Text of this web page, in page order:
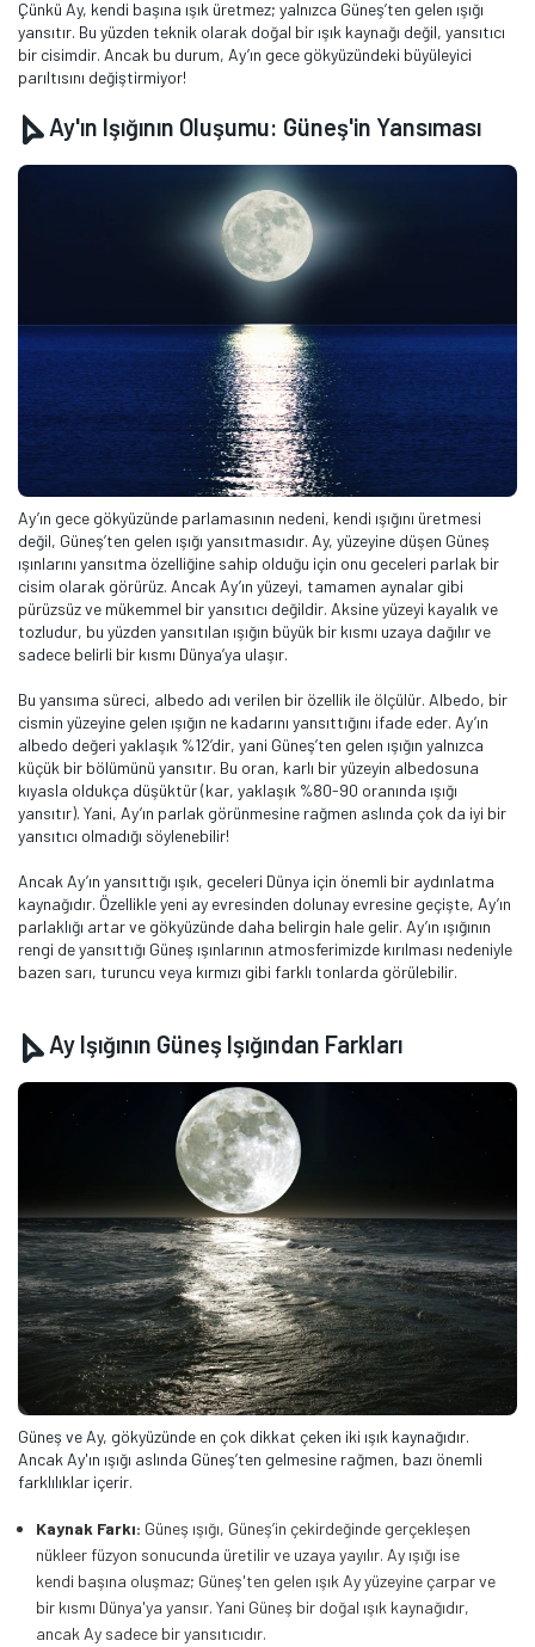
Çünkü Ay, kendi başına ışık üretmez; yalnızca Güneş’ten gelen ışığı
yansıtır. Bu yüzden teknik olarak doğal bir ışık kaynağı değil, yansıtıcı
bir cisimdir. Ancak bu durum, Ay’ın gece gökyüzündeki büyüleyici
parıltısını değiştirmiyor!
Ay'ın Işığının Oluşumu: Güneş'in Yansıması
Ay’ın gece gökyüzünde parlamasının nedeni, kendi ışığını üretmesi
değil, Güneş’ten gelen ışığı yansıtmasıdır. Ay, yüzeyine düşen Güneş
ışınlarını yansıtma özelliğine sahip olduğu için onu geceleri parlak bir
cisim olarak görürüz. Ancak Ay’ın yüzeyi, tamamen aynalar gibi
pürüzsüz ve mükemmel bir yansıtıcı değildir. Aksine yüzeyi kayalık ve
tozludur, bu yüzden yansıtılan ışığın büyük bir kısmı uzaya dağılır ve
sadece belirli bir kısmı Dünya’ya ulaşır.
Bu yansıma süreci, albedo adı verilen bir özellik ile ölçülür. Albedo, bir
cismin yüzeyine gelen ışığın ne kadarını yansıttığını ifade eder. Ay’ın
albedo değeri yaklaşık %12’dir, yani Güneş’ten gelen ışığın yalnızca
küçük bir bölümünü yansıtır. Bu oran, karlı bir yüzeyin albedosuna
kıyasla oldukça düşüktür (kar, yaklaşık %80-90 oranında ışığı
yansıtır). Yani, Ay’ın parlak görünmesine rağmen aslında çok da iyi bir
yansıtıcı olmadığı söylenebilir!
Ancak Ay’ın yansıttığı ışık, geceleri Dünya için önemli bir aydınlatma
kaynağıdır. Özellikle yeni ay evresinden dolunay evresine geçişte, Ay’ın
parlaklığı artar ve gökyüzünde daha belirgin hale gelir. Ay’ın ışığının
rengi de yansıttığı Güneş ışınlarının atmosferimizde kırılması nedeniyle
bazen sarı, turuncu veya kırmızı gibi farklı tonlarda görülebilir.
Ay Işığının Güneş Işığından Farkları
Güneş ve Ay, gökyüzünde en çok dikkat çeken iki ışık kaynağıdır.
Ancak Ay'ın ışığı aslında Güneş’ten gelmesine rağmen, bazı önemli
farklılıklar içerir.
Kaynak Farkı: Güneş ışığı, Güneş’in çekirdeğinde gerçekleşen
nükleer füzyon sonucunda üretilir ve uzaya yayılır. Ay ışığı ise
kendi başına oluşmaz; Güneş'ten gelen ışık Ay yüzeyine çarpar ve
bir kısmı Dünya'ya yansır. Yani Güneş bir doğal ışık kaynağıdır,
ancak Ay sadece bir yansıtıcıdır.